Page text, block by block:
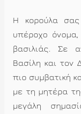
Η κορούλα
υπέροχο
βασιλιάς. Σε
Βασίλη και τον
πιο συμβατική
με τη μητέρα
μεγάλη